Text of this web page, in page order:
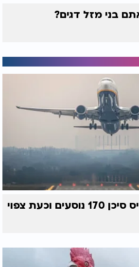
בני מזל דגים?
סכנה באוויר: טייס סיכן 170 נוסעים וכעת צפוי